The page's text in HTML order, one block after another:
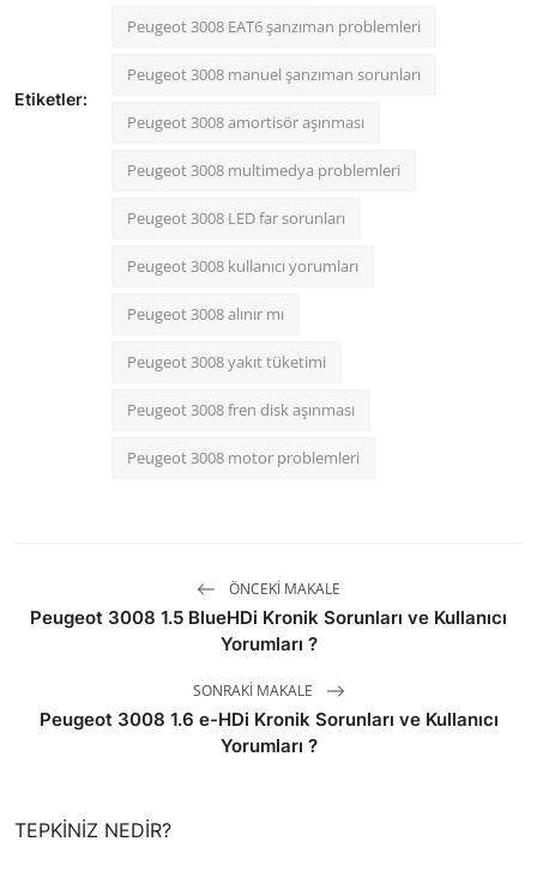
Etiketler:
Peugeot 3008 EAT6 şanzıman problemleri
Peugeot 3008 manuel şanzıman sorunları
Peugeot 3008 amortisör aşınması
Peugeot 3008 multimedya problemleri
Peugeot 3008 LED far sorunları
Peugeot 3008 kullanıcı yorumları
Peugeot 3008 alınır mı
Peugeot 3008 yakıt tüketimi
Peugeot 3008 fren disk aşınması
Peugeot 3008 motor problemleri
ÖNCEKI MAKALE
Peugeot 3008 1.5 BlueHDi Kronik Sorunları ve Kullanıcı
Yorumları ?
SONRAKI MAKALE
Peugeot 3008 1.6 e-HDi Kronik Sorunları ve Kullanıcı
Yorumları ?
TEPKINIZ NEDIR?